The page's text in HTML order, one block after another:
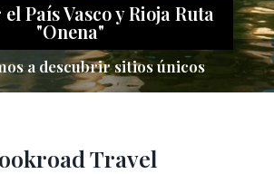
País Vasco y Rioja Ruta
"Onena"
a descubrir sitios únicos
Travel